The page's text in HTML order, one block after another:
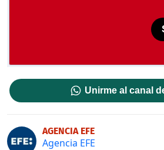
Unirme al canal
AGENCIA EFE
Agencia EFE